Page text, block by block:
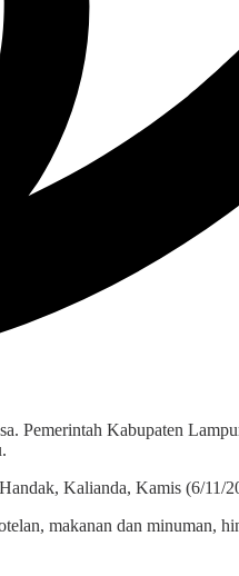
Pemerintah Kabupaten
Kalianda, Kamis (6/11/
makanan dan minuman,